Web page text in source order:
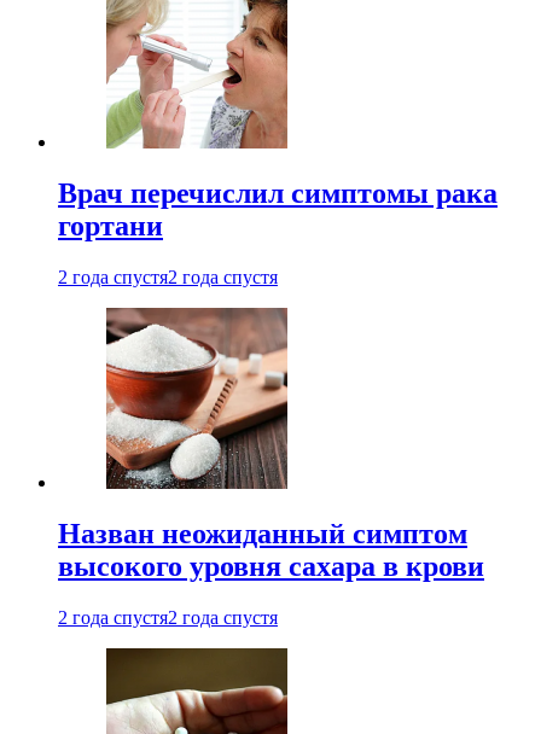
Врач перечислил симптомы рака
гортани
2 года спустя2 года спустя
Назван неожиданный симптом
высокого уровня сахара в крови
2 года спустя2 года спустя